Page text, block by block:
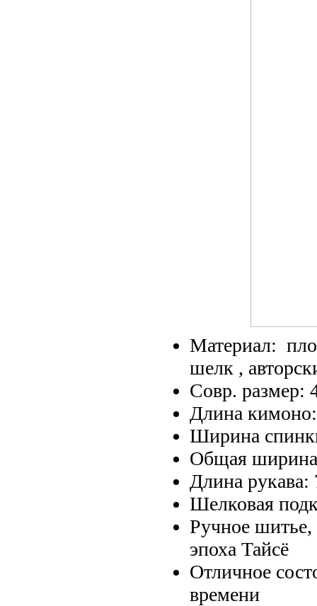
Материал:
шелк ,
Совр. размер:
Длина
Ширина
Общая
Длина рукава:
Шелковая
Ручное шитье,
эпоха Тайсё
Отличное
времени